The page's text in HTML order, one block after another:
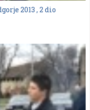
2013 , 2 dio